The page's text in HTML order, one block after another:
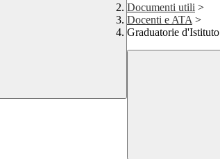
Documenti utili >
Docenti e ATA >
Graduatorie d'Istituto